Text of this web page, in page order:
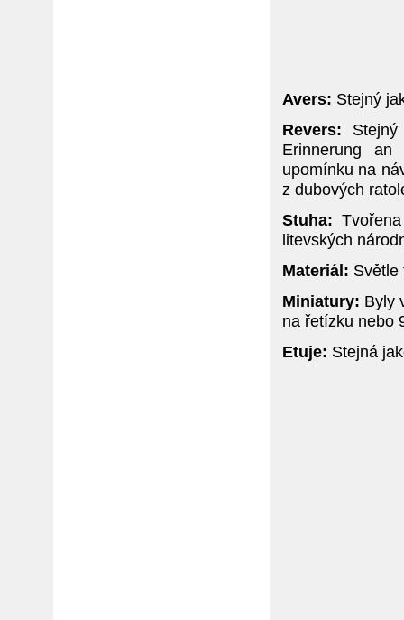
Avers: Stejný
Revers:
Erinnerung
upomínku na
z dubových
Stuha:
litevských
Materiál: Světle
Miniatury: Byly
na řetízku nebo
Etuje: Stejná